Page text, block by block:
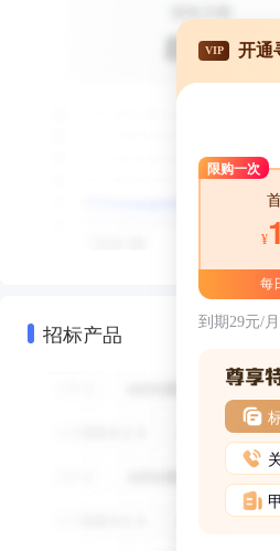
招标产品
VIP 开通
限购一次
¥
每
到期29元/